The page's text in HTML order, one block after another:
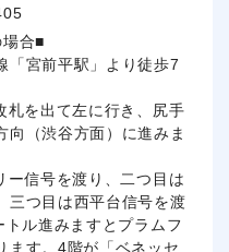
合■
「宮前平駅」より徒歩7
札を出て左に行き、尻手
向（渋谷方面）に進みま
ー信号を渡り、二つ目は
三つ目は西平台信号を渡
トル進みますとプラムフ
ます。4階が「ベネッセ